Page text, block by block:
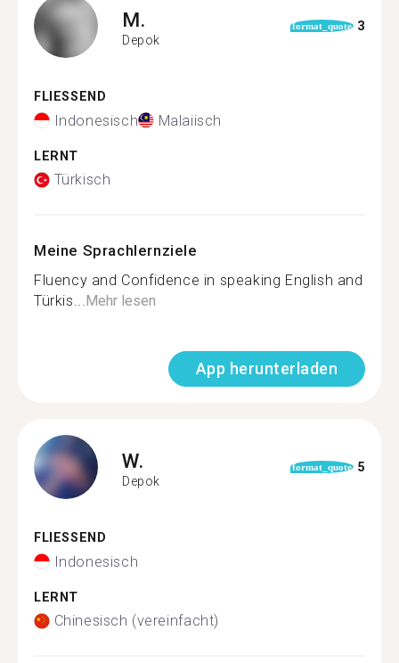
M.
Depok
format_quote 3
FLIESSEND
Indonesisch Malaiisch
LERNT
Türkisch
Meine Sprachlernziele
Fluency and Confidence in speaking English and
Türkis...Mehr lesen
App herunterladen
W.
Depok
format_quote 5
FLIESSEND
Indonesisch
LERNT
Chinesisch (vereinfacht)